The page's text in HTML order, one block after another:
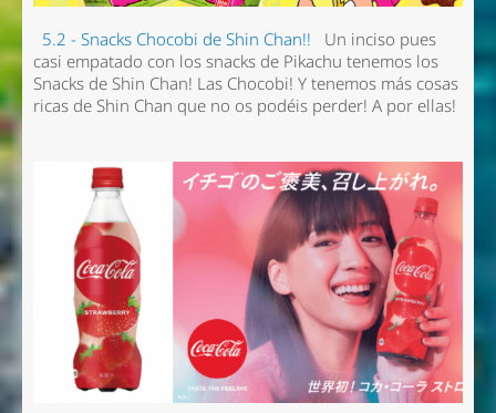
5.2 - Snacks Chocobi de Shin Chan!! Un inciso pues
casi empatado con los snacks de Pikachu tenemos los
Snacks de Shin Chan! Las Chocobi! Y tenemos más cosas
ricas de Shin Chan que no os podéis perder! A por ellas!